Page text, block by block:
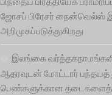
ஜோசப் பிரேசர் நைன்வெல்ஸ்
அறிமுகப்படுத்துகிறது
இலங்கை
ஆதரவுடன் மோட்டார் பந்தயத்
பெண்களுக்கான தடைகளைத்